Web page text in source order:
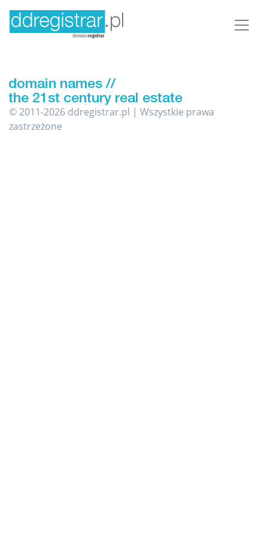
© 2011-2026 ddregistrar.pl | Wszystkie prawa
zastrzeżone